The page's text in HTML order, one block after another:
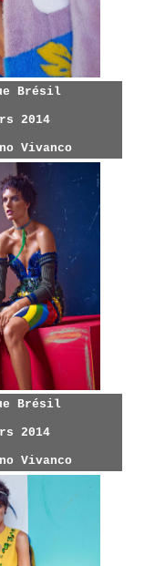
Brésil
2014
Vivanco
Brésil
2014
Vivanco